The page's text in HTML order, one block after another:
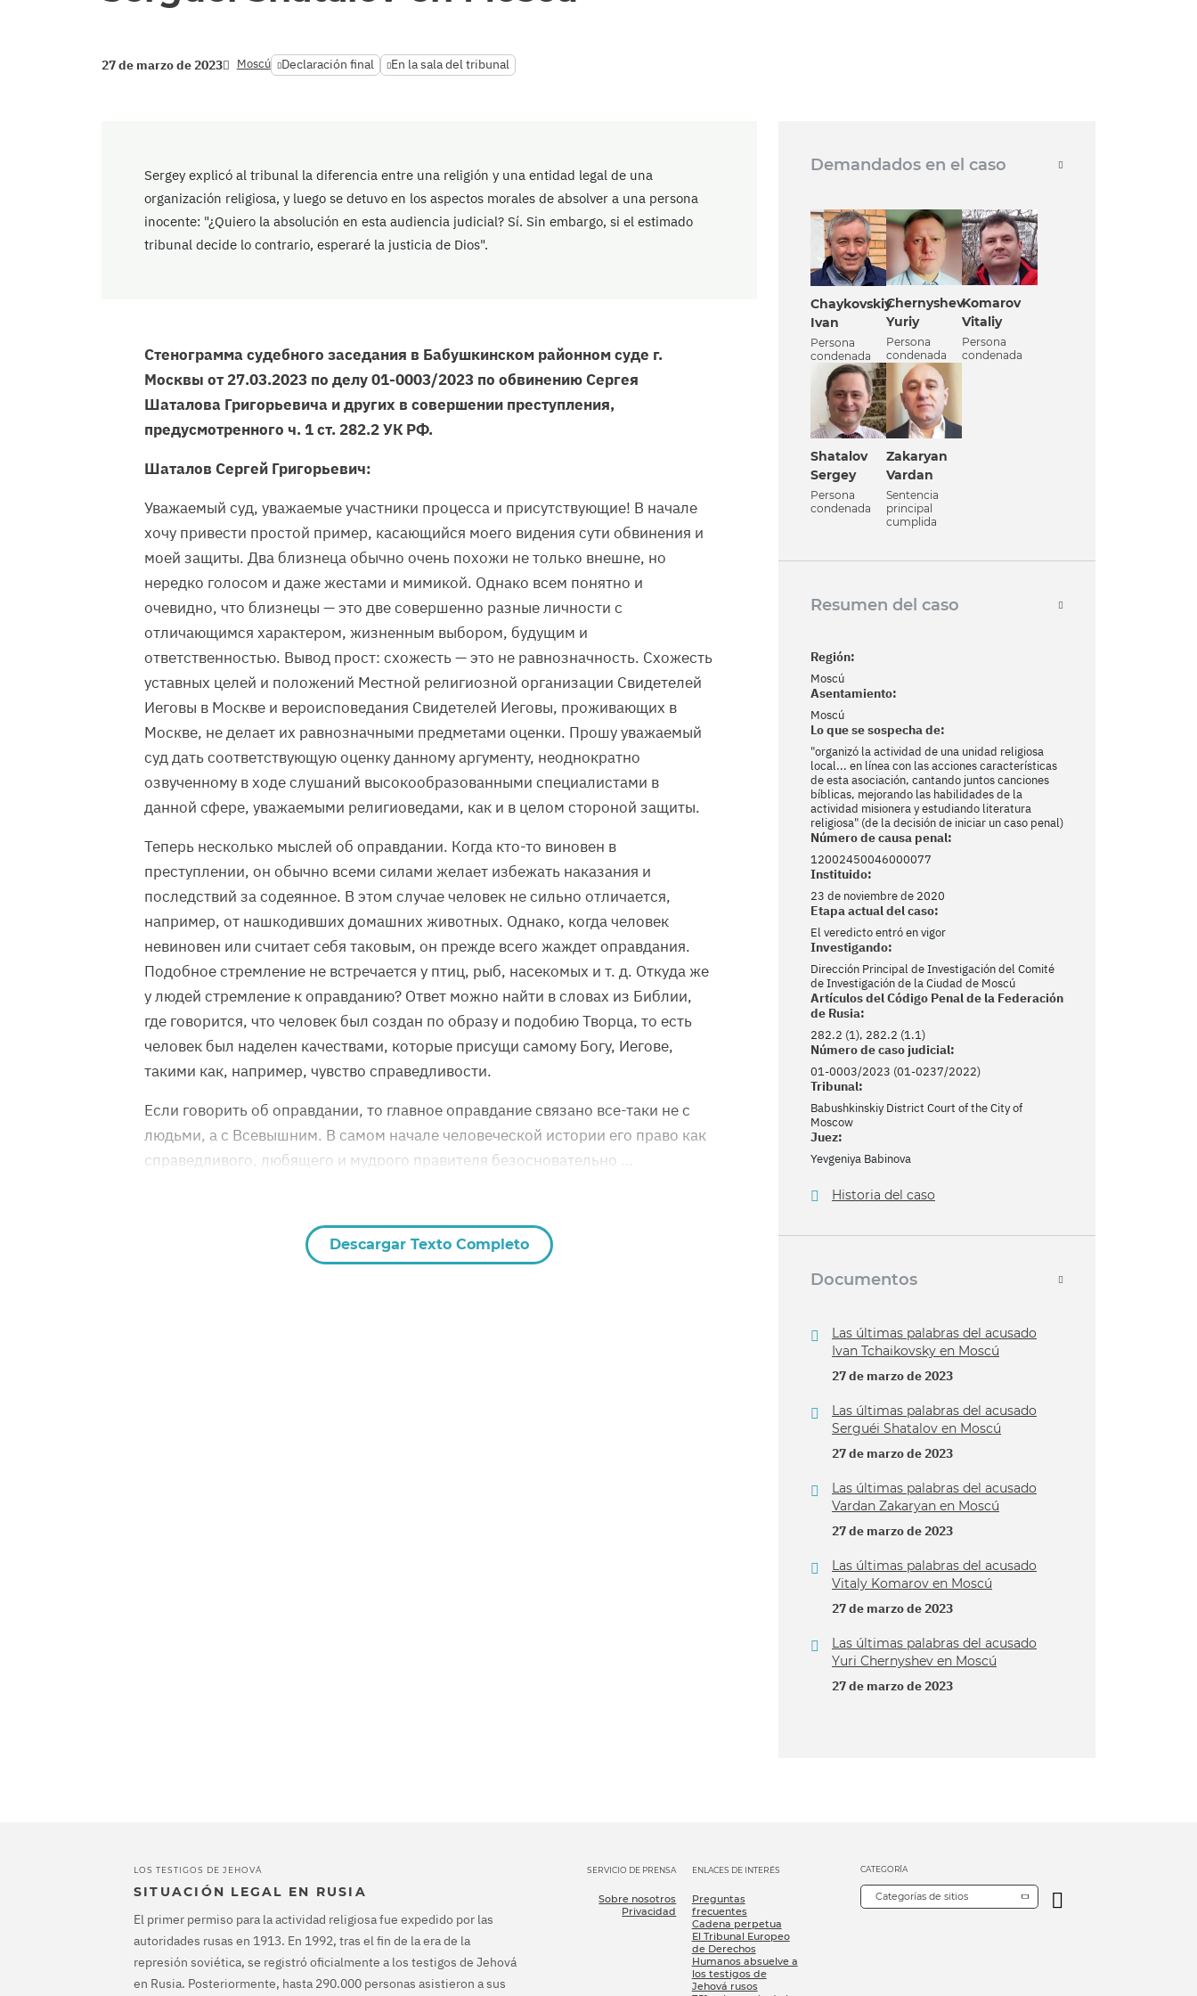
27 de marzo de 2023 Moscú Declaración final En la sala del tribunal
Sergey explicó al tribunal la diferencia entre una religión y una entidad legal de una
organización religiosa, y luego se detuvo en los aspectos morales de absolver a una persona
inocente: "¿Quiero la absolución en esta audiencia judicial? Sí. Sin embargo, si el estimado
tribunal decide lo contrario, esperaré la justicia de Dios".
Стенограмма судебного заседания в Бабушкинском районном суде г.
Москвы от 27.03.2023 по делу 01-0003/2023 по обвинению Сергея
Шаталова Григорьевича и других в совершении преступления,
предусмотренного ч. 1 ст. 282.2 УК РФ.
Шаталов Сергей Григорьевич:
Уважаемый суд, уважаемые участники процесса и присутствующие! В начале
хочу привести простой пример, касающийся моего видения сути обвинения и
моей защиты. Два близнеца обычно очень похожи не только внешне, но
нередко голосом и даже жестами и мимикой. Однако всем понятно и
очевидно, что близнецы — это две совершенно разные личности с
отличающимся характером, жизненным выбором, будущим и
ответственностью. Вывод прост: схожесть — это не равнозначность. Схожесть
уставных целей и положений Местной религиозной организации Свидетелей
Иеговы в Москве и вероисповедания Свидетелей Иеговы, проживающих в
Москве, не делает их равнозначными предметами оценки. Прошу уважаемый
суд дать соответствующую оценку данному аргументу, неоднократно
озвученному в ходе слушаний высокообразованными специалистами в
данной сфере, уважаемыми религиоведами, как и в целом стороной защиты.
Теперь несколько мыслей об оправдании. Когда кто-то виновен в
преступлении, он обычно всеми силами желает избежать наказания и
последствий за содеянное. В этом случае человек не сильно отличается,
например, от нашкодивших домашних животных. Однако, когда человек
невиновен или считает себя таковым, он прежде всего жаждет оправдания.
Подобное стремление не встречается у птиц, рыб, насекомых и т. д. Откуда же
у людей стремление к оправданию? Ответ можно найти в словах из Библии,
где говорится, что человек был создан по образу и подобию Творца, то есть
человек был наделен качествами, которые присущи самому Богу, Иегове,
такими как, например, чувство справедливости.
Если говорить об оправдании, то главное оправдание связано все-таки не с
людьми, а с Всевышним. В самом начале человеческой истории его право как
справедливого, любящего и мудрого правителя безосновательно …
Descargar Texto Completo
Demandados en el caso
Chaykovskiy
Ivan
Persona
condenada
Chernyshev
Yuriy
Persona
condenada
Komarov
Vitaliy
Persona
condenada
Shatalov
Sergey
Persona
condenada
Zakaryan
Vardan
Sentencia
principal
cumplida
Resumen del caso
Región:
Moscú
Asentamiento:
Moscú
Lo que se sospecha de:
"organizó la actividad de una unidad religiosa
local... en línea con las acciones características
de esta asociación, cantando juntos canciones
bíblicas, mejorando las habilidades de la
actividad misionera y estudiando literatura
religiosa" (de la decisión de iniciar un caso penal)
Número de causa penal:
12002450046000077
Instituido:
23 de noviembre de 2020
Etapa actual del caso:
El veredicto entró en vigor
Investigando:
Dirección Principal de Investigación del Comité
de Investigación de la Ciudad de Moscú
Artículos del Código Penal de la Federación
de Rusia:
282.2 (1), 282.2 (1.1)
Número de caso judicial:
01-0003/2023 (01-0237/2022)
Tribunal:
Babushkinskiy District Court of the City of
Moscow
Juez:
Yevgeniya Babinova
Historia del caso
Documentos
Las últimas palabras del acusado
Ivan Tchaikovsky en Moscú
27 de marzo de 2023
Las últimas palabras del acusado
Serguéi Shatalov en Moscú
27 de marzo de 2023
Las últimas palabras del acusado
Vardan Zakaryan en Moscú
27 de marzo de 2023
Las últimas palabras del acusado
Vitaly Komarov en Moscú
27 de marzo de 2023
Las últimas palabras del acusado
Yuri Chernyshev en Moscú
27 de marzo de 2023
LOS TESTIGOS DE JEHOVÁ
SITUACIÓN LEGAL EN RUSIA
El primer permiso para la actividad religiosa fue expedido por las
autoridades rusas en 1913. En 1992, tras el fin de la era de la
represión soviética, se registró oficialmente a los testigos de Jehová
en Rusia. Posteriormente, hasta 290.000 personas asistieron a sus
SERVICIO DE PRENSA
Sobre nosotros
Privacidad
ENLACES DE INTERÉS
Preguntas
frecuentes
Cadena perpetua
El Tribunal Europeo
de Derechos
Humanos absuelve a
los testigos de
Jehová rusos
CATEGORÍA
Categorías de sitios